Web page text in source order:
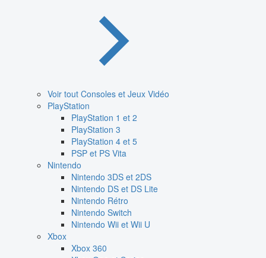
Voir tout Consoles et Jeux Vidéo
PlayStation
PlayStation 1 et 2
PlayStation 3
PlayStation 4 et 5
PSP et PS Vita
Nintendo
Nintendo 3DS et 2DS
Nintendo DS et DS Lite
Nintendo Rétro
Nintendo Switch
Nintendo Wii et Wii U
Xbox
Xbox 360